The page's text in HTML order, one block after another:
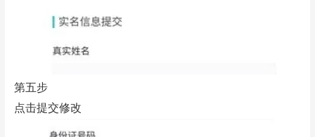
第五步
点击提交修改